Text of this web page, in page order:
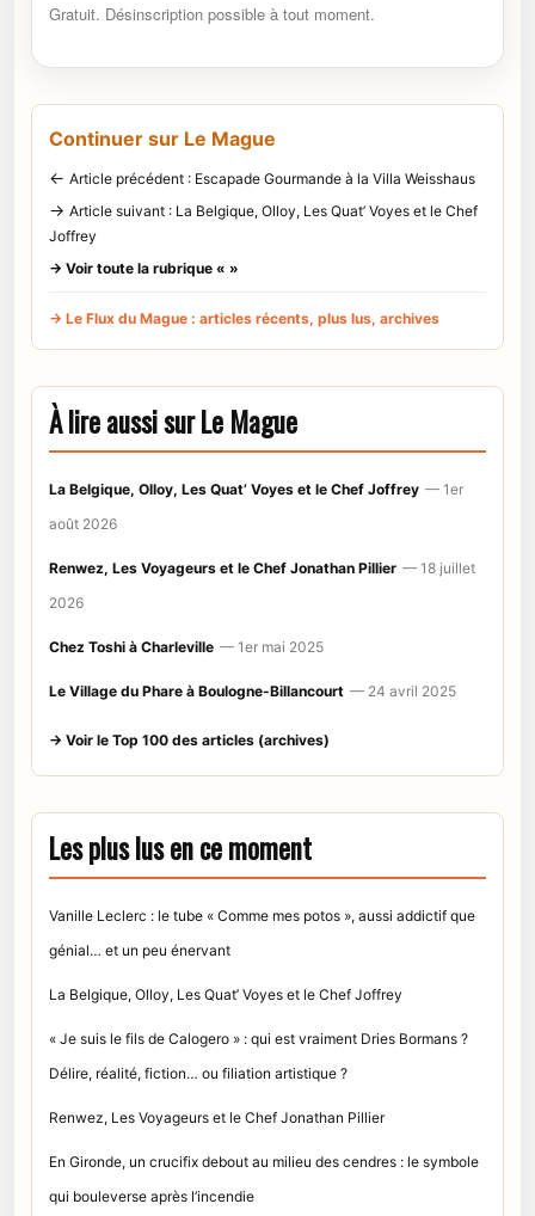
Gratuit. Désinscription possible à tout moment.
Continuer sur Le Mague
← Article précédent : Escapade Gourmande à la Villa Weisshaus
→ Article suivant : La Belgique, Olloy, Les Quat’ Voyes et le Chef
Joffrey
→ Voir toute la rubrique « »
→ Le Flux du Mague : articles récents, plus lus, archives
À lire aussi sur Le Mague
La Belgique, Olloy, Les Quat’ Voyes et le Chef Joffrey — 1er
août 2026
Renwez, Les Voyageurs et le Chef Jonathan Pillier — 18 juillet
2026
Chez Toshi à Charleville — 1er mai 2025
Le Village du Phare à Boulogne-Billancourt — 24 avril 2025
→ Voir le Top 100 des articles (archives)
Les plus lus en ce moment
Vanille Leclerc : le tube « Comme mes potos », aussi addictif que
génial… et un peu énervant
La Belgique, Olloy, Les Quat’ Voyes et le Chef Joffrey
« Je suis le fils de Calogero » : qui est vraiment Dries Bormans ?
Délire, réalité, fiction… ou filiation artistique ?
Renwez, Les Voyageurs et le Chef Jonathan Pillier
En Gironde, un crucifix debout au milieu des cendres : le symbole
qui bouleverse après l’incendie